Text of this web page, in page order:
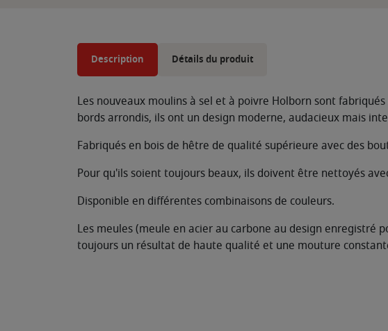
Description Détails du produit
Les nouveaux moulins à sel et à poivre Holborn sont
bords arrondis, ils ont un design moderne, audacieux mais
Fabriqués en bois de hêtre de qualité supérieure avec des
Pour qu'ils soient toujours beaux, ils doivent être nettoyés
Disponible en différentes combinaisons de couleurs.
Les meules (meule en acier au carbone au design enregistré
toujours un résultat de haute qualité et une mouture